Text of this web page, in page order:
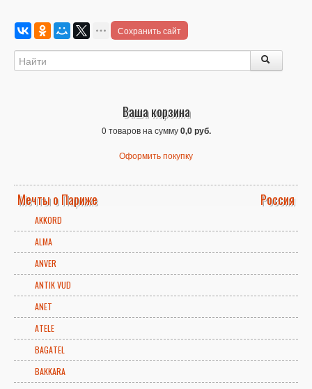
Сохранить сайт
Ваша корзина
0 товаров на сумму0,0 руб.
Оформить покупку
Мечты о Париже Россия
AKKORD
ALMA
ANVER
ANTIK VUD
ANET
ATELE
BAGATEL
BAKKARA